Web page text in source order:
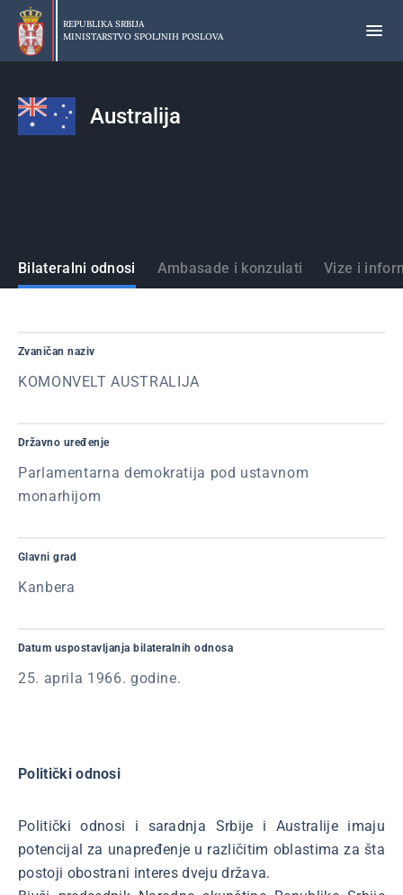
Preskoči
glavni
deo
REPUBLIKA SRBIJA
MINISTARSTVO SPOLJNIH POSLOVA
Australija
Države
Bilateralni odnosi Ambasade i konzulati Vize i
Zvaničan naziv
KOMONVELT AUSTRALIJA
Državno uređenje
Parlamentarna demokratija pod ustavnom
monarhijom
Glavni grad
Kanbera
Datum uspostavljanja bilateralnih odnosa
25. aprila 1966. godine.
Politički odnosi
Politički odnosi i saradnja Srbije i Australije imaju
potencijal za unapređenje u različitim oblastima za šta
postoji obostrani interes dveju država.